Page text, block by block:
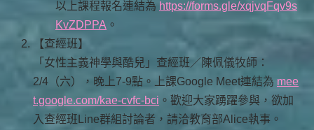
以上課程報名連結為 https://forms.gle/xqjvqFqv9s
KvZDPPA 。
【查經班】
「女性主義神學與酷兒」查經班／陳佩儀牧師：
2/4（六），晚上7-9點。上課Google Meet連結為 mee
t.google.com/kae-cvfc-bci 。歡迎大家踴躍參與，欲加
入查經班Line群組討論者，請洽教育部Alice執事。